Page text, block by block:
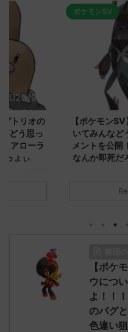
2023/9/8
トリオの
どう思っ
アローラ
っょぃ
ただダグト
れたウミト
めた！ (ﾜｯﾁ
ポケモンSV
【ポケモン
いてみんなど
メントを公開
なんか即死だ
う思ってる？
ッグヘルムか
無しさん0971
決めた！ (ﾜｯﾁ
2023/06/28(水
【ポケ
ウにつ
よ！！
のバグ
色違い